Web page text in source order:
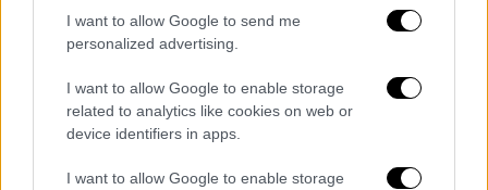
I want to allow Google to send me
personalized advertising.
I want to allow Google to enable storage
related to analytics like cookies on web or
device identifiers in apps.
I want to allow Google to enable storage